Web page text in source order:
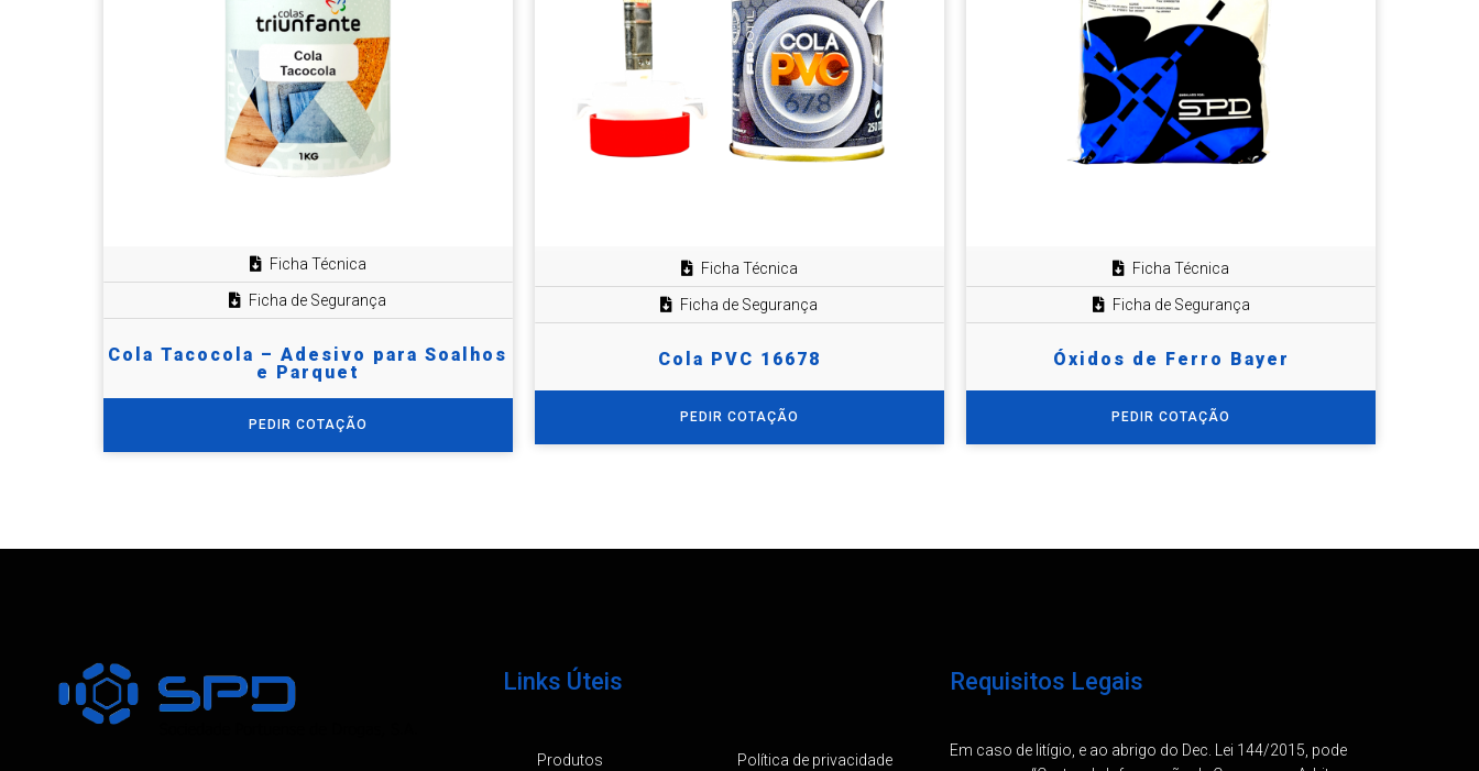
Ficha Técnica
Ficha de Segurança
Cola Tacocola – Adesivo para Soalhos
e Parquet
PEDIR COTAÇÃO
Ficha Técnica
Ficha de Segurança
Cola PVC 16678
PEDIR COTAÇÃO
Ficha Técnica
Ficha de Segurança
Óxidos de Ferro Bayer
PEDIR COTAÇÃO
Links Úteis
Produtos Política de privacidade
Requisitos Legais
Em caso de litígio, e ao abrigo do Dec. Lei 144/2015, pode